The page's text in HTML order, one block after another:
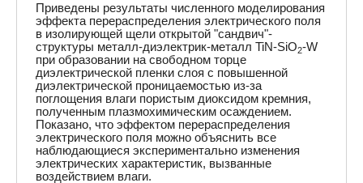
Приведены результаты численного моделирования
эффекта перераспределения электрического поля
в изолирующей щели открытой "сандвич"-
структуры металл-диэлектрик-металл TiN-SiO2-W
при образовании на свободном торце
диэлектрической пленки слоя с повышенной
диэлектрической проницаемостью из-за
поглощения влаги пористым диоксидом кремния,
полученным плазмохимическим осаждением.
Показано, что эффектом перераспределения
электрического поля можно объяснить все
наблюдающиеся экспериментально изменения
электрических характеристик, вызванные
воздействием влаги.